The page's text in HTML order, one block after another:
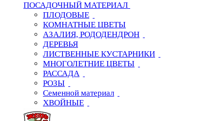
ПОСАДОЧНЫЙ МАТЕРИАЛ
ПЛОДОВЫЕ
КОМНАТНЫЕ ЦВЕТЫ
АЗАЛИЯ, РОДОДЕНДРОН
ДЕРЕВЬЯ
ЛИСТВЕННЫЕ КУСТАРНИКИ
МНОГОЛЕТНИЕ ЦВЕТЫ
РАССАДА
РОЗЫ
Семенной материал
ХВОЙНЫЕ